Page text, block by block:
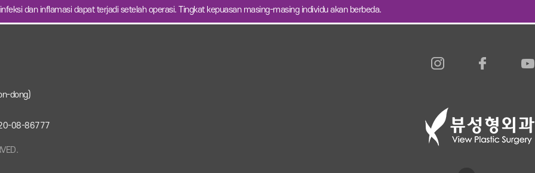
dan inflamasi dapat terjadi setelah operasi. Tingkat kepuasan masing-masing individu akan berbeda.
dong)
08-86777